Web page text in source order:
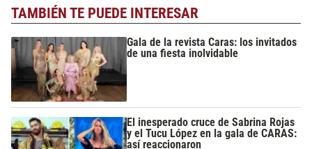
TAMBIÉN TE PUEDE INTERESAR
Gala de la revista Caras: los invitados
de una fiesta inolvidable
El inesperado cruce de Sabrina Rojas
y el Tucu López en la gala de CARAS:
así reaccionaron